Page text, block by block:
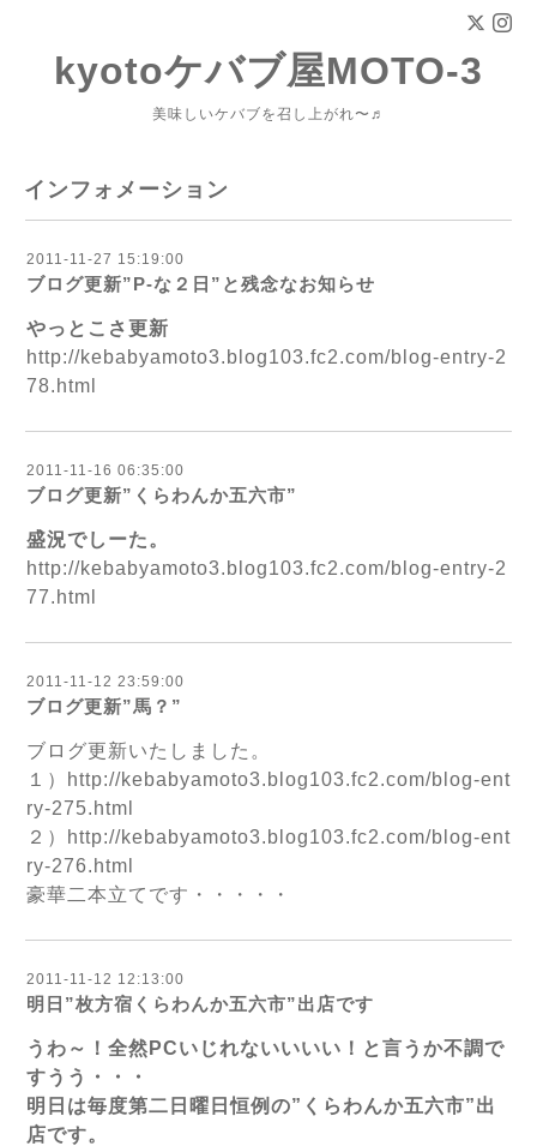
kyotoケバブ屋MOTO-3
美味しいケバブを召し上がれ〜♬
インフォメーション
2011-11-27 15:19:00
ブログ更新”P-な２日”と残念なお知らせ
やっとこさ更新
http://kebabyamoto3.blog103.fc2.com/blog-entry-2
78.html
2011-11-16 06:35:00
ブログ更新”くらわんか五六市”
盛況でしーた。
http://kebabyamoto3.blog103.fc2.com/blog-entry-2
77.html
2011-11-12 23:59:00
ブログ更新”馬？”
ブログ更新いたしました。
１）
http://kebabyamoto3.blog103.fc2.com/blog-ent
ry-275.html
２）
http://kebabyamoto3.blog103.fc2.com/blog-ent
ry-276.html
豪華二本立てです・・・・・
2011-11-12 12:13:00
明日”枚方宿くらわんか五六市”出店です
うわ～！全然PCいじれないいいい！と言うか不調で
すうう・・・
明日は毎度第二日曜日恒例の”くらわんか五六市”出
店です。